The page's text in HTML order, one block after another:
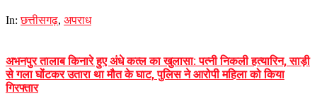
In: छत्तीसगढ़, अपराध
अभनपुर तालाब किनारे हुए अंधे कत्ल का खुलासा: पत्नी निकली हत्यारिन, साड़ी
से गला घोंटकर उतारा था मौत के घाट, पुलिस ने आरोपी महिला को किया
गिरफ्तार